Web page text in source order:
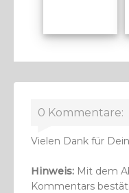
0 Kommentare:
Vielen Dank für
Hinweis: Mit dem
Kommentars